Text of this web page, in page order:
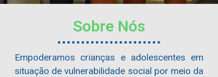
Sobre Nós
Empoderamos crianças e adolescentes em
situação de vulnerabilidade social por meio da